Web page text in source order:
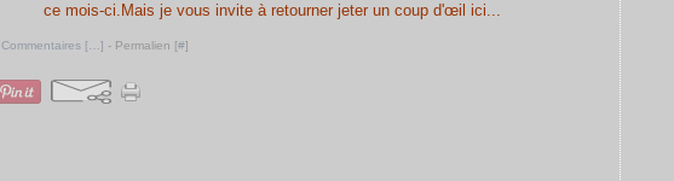
ce mois-ci.Mais je vous invite à retourner jeter un coup d'œil ici...
Commentaires [ ] - Permalien [#]